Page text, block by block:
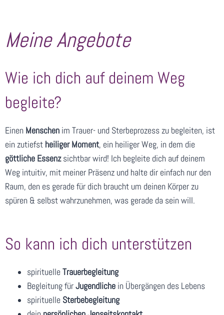
Meine Angebote
Wie ich dich auf deinem Weg
begleite?
Einen Menschenim Trauer- und Sterbeprozess zu begleiten, ist
ein zutiefst heiliger Moment, ein heiliger Weg, in dem die
göttliche Essenzsichtbar wird! Ich begleite dich auf deinem
Weg intuitiv, mit meiner Präsenz und halte dir einfach nur den
Raum, den es gerade für dich braucht um deinen Körper zu
spüren & selbst wahrzunehmen, was gerade da sein will.
So kann ich dich unterstützen
spirituelle Trauerbegleitung
Begleitung fürJugendlichein Übergängen des Lebens
spirituelle Sterbebegleitung